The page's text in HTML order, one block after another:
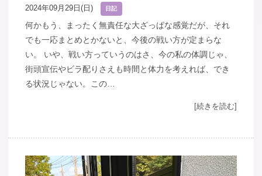
2024年09月29日(日) 日記
何かもう、まったく無責任な大ざっぱな感覚だが、それ
でも一応まとめとかないと、今後の戦い方が定まらな
い。 いや、戦い方っていうのはさ、今の私の体調じゃ、
街頭宣伝やビラ配りさえも時間と体力を考えれば、でき
る状況じゃない。この…
[続きを読む]